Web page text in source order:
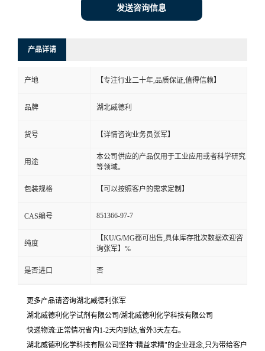
发送咨询信息
产品详请
产地 【专注行业二十年,品质保证,值得信赖】
品牌 湖北威德利
货号 【详情咨询业务员张军】
用途
本公司供应的产品仅用于工业应用或者科学研究
等领域。
包装规格 【可以按照客户的需求定制】
CAS编号 851366-97-7
纯度
【KU/G/MG都可出售,具体库存批次数据欢迎咨
询张军】%
是否进口 否
更多产品请咨询湖北威德利张军
湖北威德利化学试剂有限公司/湖北威德利化学科技有限公司
快递物流:正常情况省内1-2天内到达,省外3天左右。
湖北威德利化学科技有限公司坚持“精益求精"的企业理念,只为带给客户